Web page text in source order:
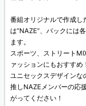
番組オリジナルで作成し
は”NAZE”、バックには
ます。
スポーツ、ストリート
ァッションにもおすすめ
ユニセックスデザインな
推しNAZEメンバーの応
がってください！